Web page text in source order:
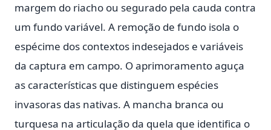
margem do riacho ou segurado pela cauda contra
um fundo variável. A remoção de fundo isola o
espécime dos contextos indesejados e variáveis
da captura em campo. O aprimoramento aguça
as características que distinguem espécies
invasoras das nativas. A mancha branca ou
turquesa na articulação da quela que identifica o